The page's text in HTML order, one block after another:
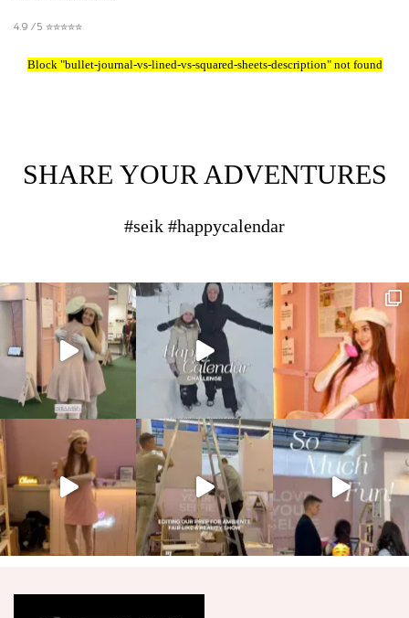
4.9 / 5 ✮✮✮✮✮
Block "bullet-journal-vs-lined-vs-squared-sheets-description"not found
SHARE YOUR ADVENTURES
#seik #happycalendar